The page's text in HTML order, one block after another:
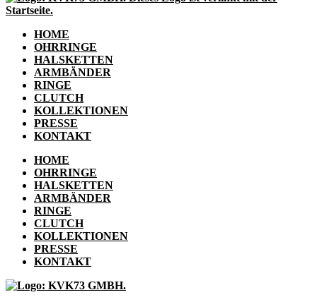
HOME
OHRRINGE
HALSKETTEN
ARMBÄNDER
RINGE
CLUTCH
KOLLEKTIONEN
PRESSE
KONTAKT
HOME
OHRRINGE
HALSKETTEN
ARMBÄNDER
RINGE
CLUTCH
KOLLEKTIONEN
PRESSE
KONTAKT